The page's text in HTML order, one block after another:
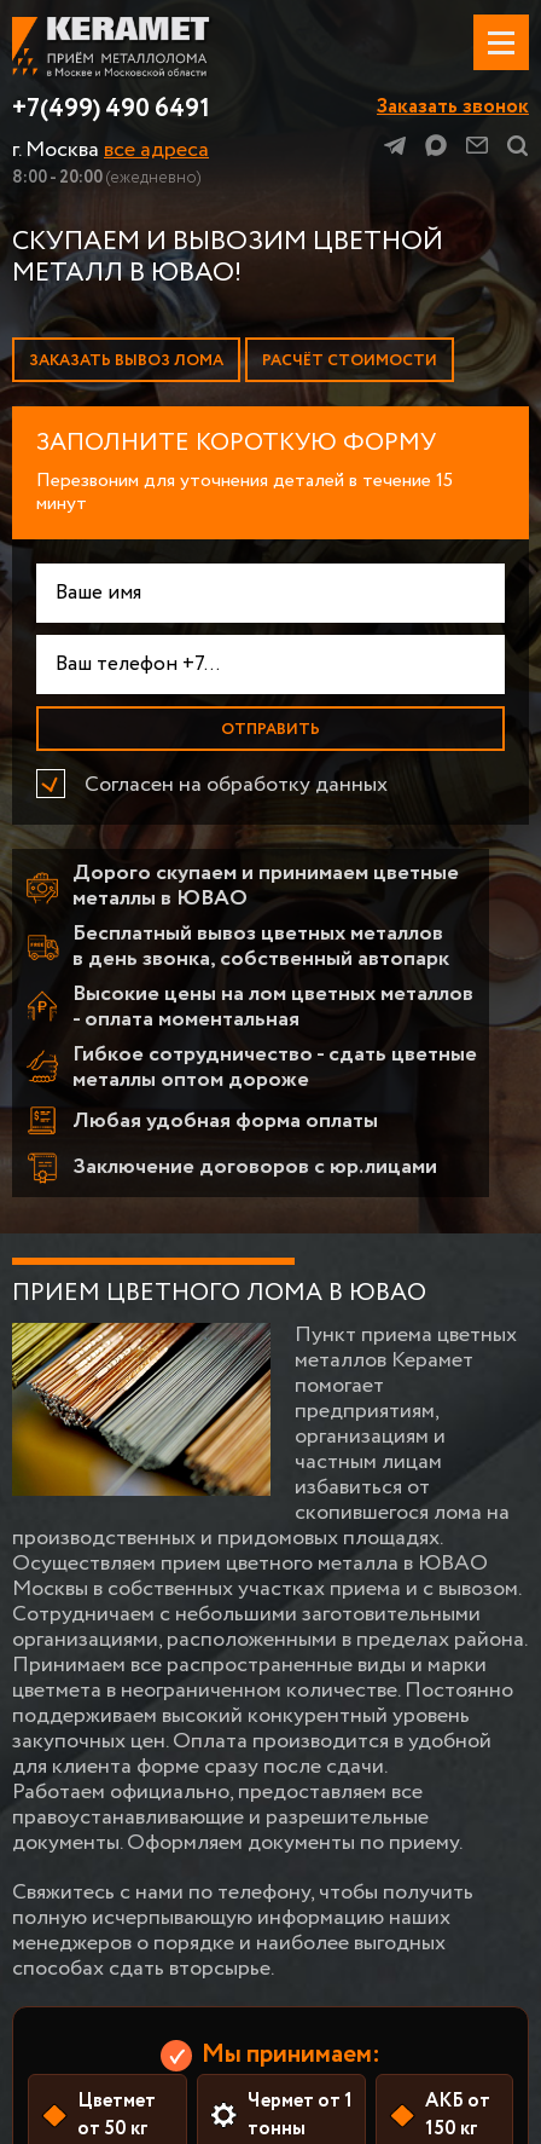
+7(499) 490 6491
г. Москвавсе адреса
8:00 - 20:00(ежедневно)
Заказать звонок
СКУПАЕМ И ВЫВОЗИМ ЦВЕТНОЙ
МЕТАЛЛ В ЮВАО!
ЗАКАЗАТЬ ВЫВОЗ ЛОМА РАСЧЁТ СТОИМОСТИ
Дорого скупаем и принимаем цветные
металлы в ЮВАО
Бесплатный вывоз цветных металлов
в день звонка, собственный автопарк
Высокие цены на лом цветных металлов
- оплата моментальная
Гибкое сотрудничество - сдать цветные
металлы оптом дороже
Любая удобная форма оплаты
Заключение договоров с юр.лицами
ЗАПОЛНИТЕ КОРОТКУЮ ФОРМУ
Перезвоним для уточнения деталей в течение 15
минут
Согласен на обработку данных
ПРИЕМ ЦВЕТНОГО ЛОМА В ЮВАО
Пункт приема цветных
металлов Керамет
помогает
предприятиям,
организациям и
частным лицам
избавиться от
скопившегося лома на
производственных и придомовых площадях.
Осуществляем прием цветного металла в ЮВАО
Москвы в собственных участках приема и с вывозом.
Сотрудничаем с небольшими заготовительными
организациями, расположенными в пределах района.
Принимаем все распространенные виды и марки
цветмета в неограниченном количестве. Постоянно
поддерживаем высокий конкурентный уровень
закупочных цен. Оплата производится в удобной
для клиента форме сразу после сдачи.
Работаем официально, предоставляем все
правоустанавливающие и разрешительные
документы. Оформляем документы по приему.
Свяжитесь с нами по телефону, чтобы получить
полную исчерпывающую информацию наших
менеджеров о порядке и наиболее выгодных
способах сдать вторсырье.
Мы принимаем:
Цветмет
от 50 кг
Чермет от 1
тонны
АКБ от
150 кг